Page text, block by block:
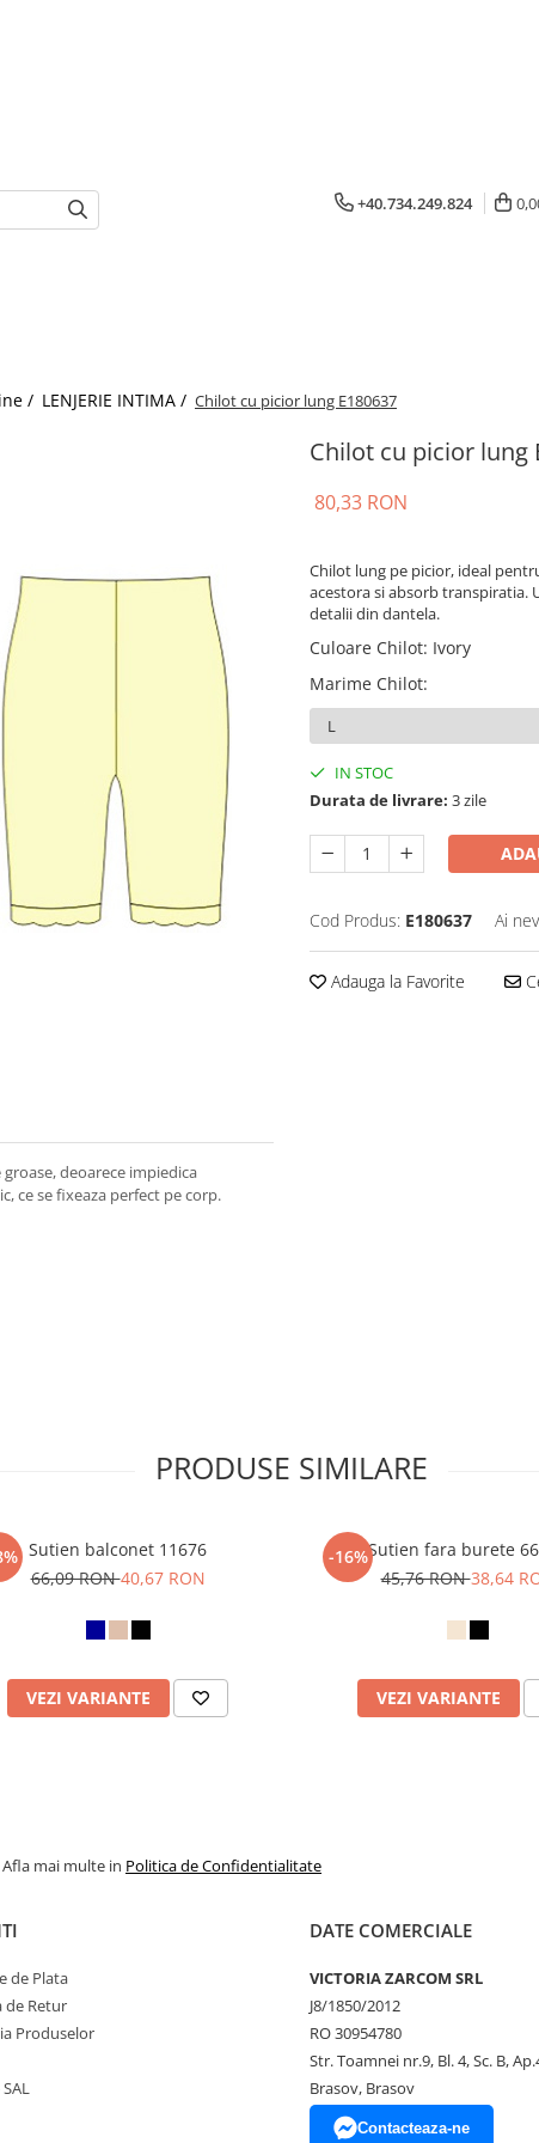
+40.734.249.824
/ LENJERIE INTIMA / Chilot cu picior lung E180637
Chilot cu picior lung
80,33 RON
Chilot lung pe picior, ideal
acestora si absorb transpiratia.
detalii din dantela.
Culoare Chilot: Ivory
Marime Chilot:
IN STOC
Durata de livrare: 3 zile
Cod Produs: E180637 Ai
Adauga la Favorite
deoarece impiedica
ce se fixeaza perfect pe corp.
PRODUSE SIMILARE
Sutien balconet 11676
66,09 RON40,67 RON
VEZI VARIANTE
-16%Sutien fara burete
45,76 RON38,64
VEZI VARIANTE
mai multe in Politica de Confidentialitate
de Plata
de Retur
Produselor
DATE COMERCIALE
VICTORIA ZARCOM SRL
J8/1850/2012
RO 30954780
Str. Toamnei nr.9, Bl. 4, Sc. B,
Brasov, Brasov
Contacteaza-ne